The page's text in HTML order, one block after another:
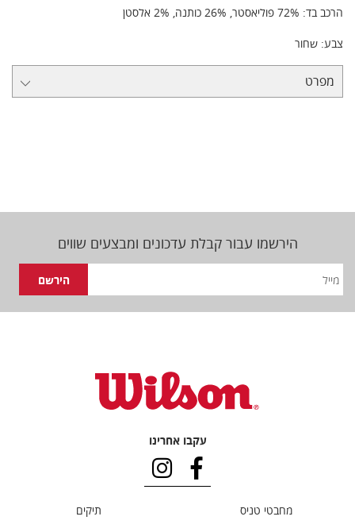
הרכב בד: 72% פוליאסטר, 26% כותנה, 2% אלסטן
צבע: שחור
מפרט
הירשמו עבור קבלת עדכונים ומבצעים שווים
עקבו אחרינו
מחבטי טניס
תיקים